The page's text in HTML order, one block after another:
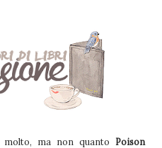
ma non quanto Poison